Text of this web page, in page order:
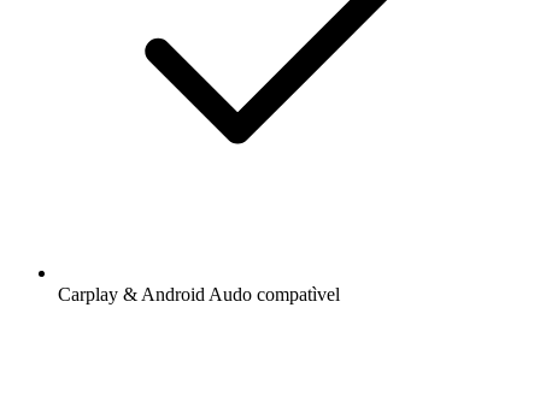
Carplay & Android Audo compatìvel